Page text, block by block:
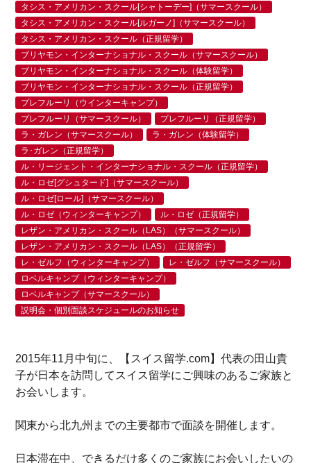
タシス・アメリカン・スクール[シャトーデー]（サマースクール）
タシス・アメリカン・スクール[ルガーノ]（サマースクール）
タシス・アメリカン・スクール（正規留学）
ブリヤモン・インターナショナル・スクール（サマースクール）
ブリヤモン・インターナショナル・スクール（体験留学）
ブリヤモン・インターナショナル・スクール（正規留学）
プレフルーリ（ウインターキャンプ）
プレフルーリ（サマースクール）
プレフルーリ（正規留学）
ラ・ガレン（サマースクール）
ラ・ガレン（体験留学）
ラ･ガレン（正規留学）
ル・リージェント・インターナショナル・スクール（正規留学）
ル・ロゼ[グシュタード]（サマースクール）
ル・ロゼ[ロール]（サマースクール）
ル・ロゼ（ウィンターキャンプ）
ル・ロゼ（正規留学）
レザン・アメリカン・スクール（LAS）（サマースクール）
レザン・アメリカン・スクール（LAS）（正規留学）
レ・ゼルフ（ウィンターキャンプ）
レ・ゼルフ（サマースクール）
ロベルキャンプ（ウィンターキャンプ）
ロベルキャンプ（サマースクール）
説明会・個別面談スケジュールのお知らせ
2015年11月中旬に、【スイス留学.com】代表の田山貴
子が日本を訪問してスイス留学にご興味のあるご家族と
お会いします。
関東から北九州までの主要都市で面談を開催します。
日本滞在中、できるだけ多くのご家族にお会いしたいの